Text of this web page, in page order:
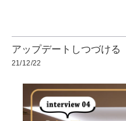
アップデートしつづける
21/12/22